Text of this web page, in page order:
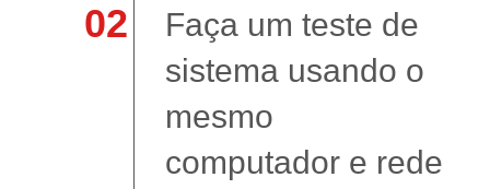
02
Faça um teste de
sistema usando o
mesmo
computador e rede